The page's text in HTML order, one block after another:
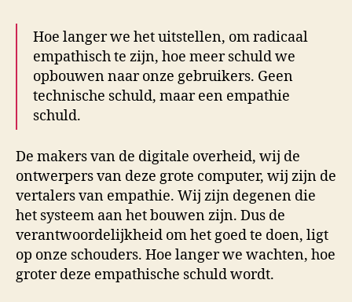
Hoe langer we het uitstellen, om radicaal
empathisch te zijn, hoe meer schuld we
opbouwen naar onze gebruikers. Geen
technische schuld, maar een empathie
schuld.
De makers van de digitale overheid, wij de
ontwerpers van deze grote computer, wij zijn de
vertalers van empathie. Wij zijn degenen die
het systeem aan het bouwen zijn. Dus de
verantwoordelijkheid om het goed te doen, ligt
op onze schouders. Hoe langer we wachten, hoe
groter deze empathische schuld wordt.